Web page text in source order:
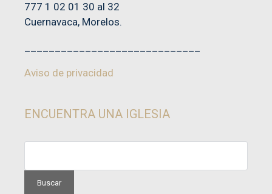
777 1 02 01 30 al 32
Cuernavaca, Morelos.
Aviso de privacidad
ENCUENTRA UNA IGLESIA